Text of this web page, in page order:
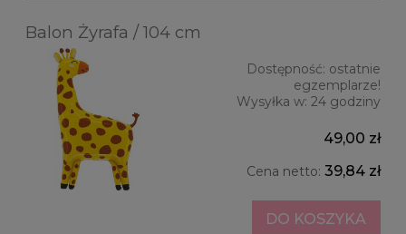
Balon Żyrafa / 104 cm
Dostępność: ostatnie
egzemplarze!
Wysyłka w: 24 godziny
49,00 zł
Cena netto: 39,84 zł
DO KOSZYKA